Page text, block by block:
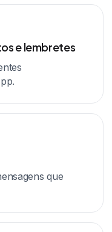
e lembretes
que